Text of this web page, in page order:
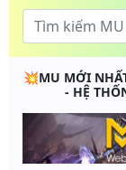
💥MU MỚI
- HỆ